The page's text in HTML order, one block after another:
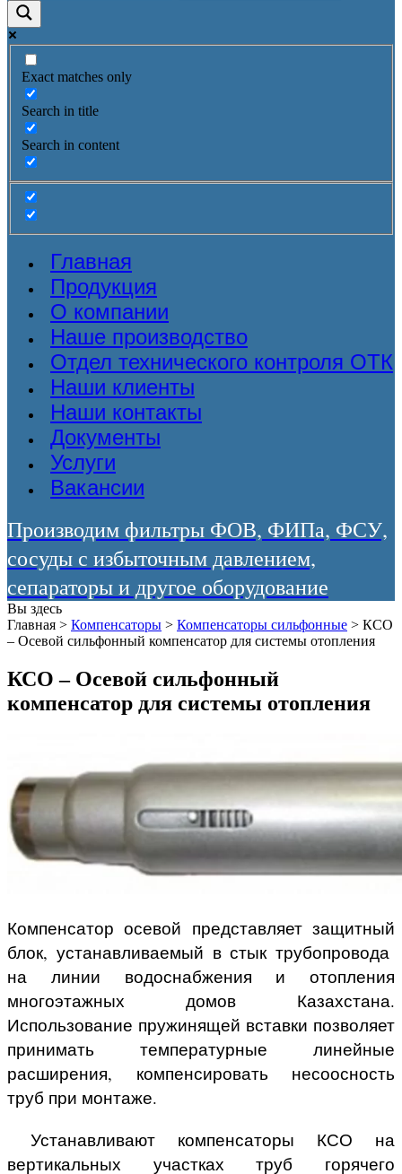
Exact matches only
Search in title
Search in content
Главная
Продукция
О компании
Наше производство
Отдел технического контроля ОТК
Наши клиенты
Наши контакты
Документы
Услуги
Вакансии
Производим фильтры ФОВ, ФИПа, ФСУ,
сосуды с избыточным давлением,
сепараторы и другое оборудование
Вы здесь
Главная > Компенсаторы > Компенсаторы сильфонные > КСО
– Осевой сильфонный компенсатор для системы отопления
КСО – Осевой сильфонный
компенсатор для системы отопления
Компенсатор осевой представляет защитный
блок, устанавливаемый в стык трубопровода
на линии водоснабжения и отопления
многоэтажных домов Казахстана.
Использование пружинящей вставки позволяет
принимать температурные линейные
расширения, компенсировать несоосность
труб при монтаже.
Устанавливают компенсаторы КСО на
вертикальных участках труб горячего